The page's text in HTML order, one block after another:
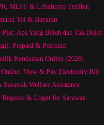
MLFF & Lebuhraya Terlibat
Tol & Bayaran
Apa Yang Boleh dan Tak Boleh
Prepaid & Postpaid
Kenderaan Online (2026)
Online: View & Pay Electricity Bill
Welfare Assistance
Register & Login for Sarawak